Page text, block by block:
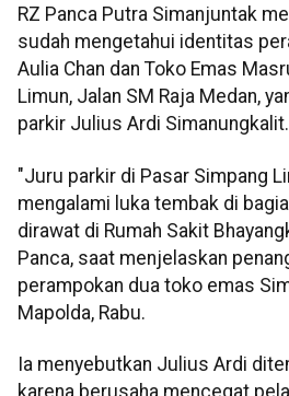
RZ Panca Putra Simanjuntak
sudah mengetahui identitas
Aulia Chan dan Toko Emas
Limun, Jalan SM Raja Medan,
parkir Julius Ardi Simanungkalit.
"Juru parkir di Pasar Simpang
mengalami luka tembak di
dirawat di Rumah Sakit
Panca, saat menjelaskan
perampokan dua toko emas
Mapolda, Rabu.
Ia menyebutkan Julius Ardi